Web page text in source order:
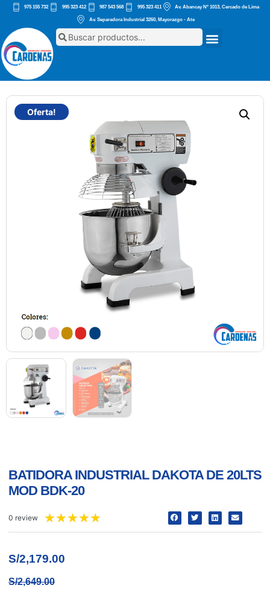
975 155 732 995 323 412 987 543 568 995 323 411 Av. Abancay Nº 1013, Cercado de Lima
Av. Separadora Industrial 3260, Mayorazgo - Ate
Oferta!
BATIDORA INDUSTRIAL DAKOTA DE 20LTS
MOD BDK-20
0 review ★★★★★
S/2,179.00
S/2,649.00